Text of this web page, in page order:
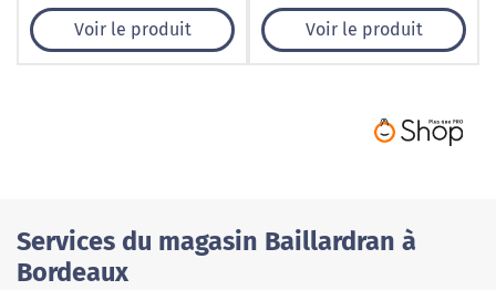
Voir le produit Voir le produit
Services du magasin Baillardran à
Bordeaux